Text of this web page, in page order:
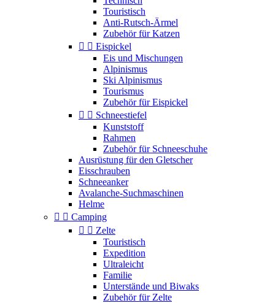
Touristisch
Anti-Rutsch-Ärmel
Zubehör für Katzen
  Eispickel
Eis und Mischungen
Alpinismus
Ski Alpinismus
Tourismus
Zubehör für Eispickel
  Schneestiefel
Kunststoff
Rahmen
Zubehör für Schneeschuhe
Ausrüstung für den Gletscher
Eisschrauben
Schneeanker
Avalanche-Suchmaschinen
Helme
  Camping
  Zelte
Touristisch
Expedition
Ultraleicht
Familie
Unterstände und Biwaks
Zubehör für Zelte